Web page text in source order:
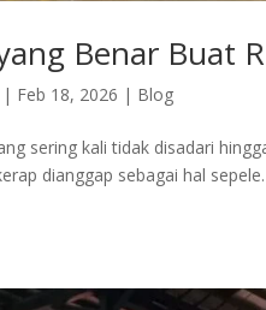
Benar Buat
| Feb 18, 2026 | Blog
sering kali tidak disadari
dianggap sebagai hal